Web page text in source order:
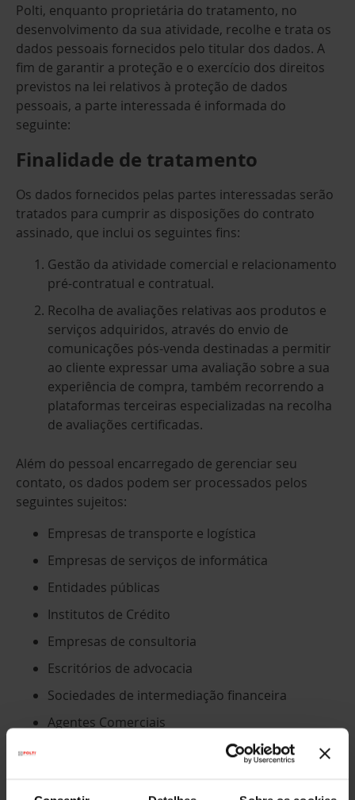
Polti, enquanto proprietária do tratamento, no
desenvolvimento da sua atividade, recolhe e trata os
dados pessoais fornecidos pelo titular dos dados. A
fim de garantir a proteção e o exercício dos direitos
previstos na lei relativos à proteção de dados
pessoais, a parte interessada é informada do
seguinte:
Finalidade de tratamento
Os dados fornecidos pelas partes interessadas serão
tratados para cumprir as disposições do contrato
assinado, que inclui os seguintes fins:
Gestão da atividade comercial e relacionamento
pré-contratual e contratual.
Recolha de avaliações relativas aos produtos e
serviços adquiridos, através do envio de
comunicações pós-venda destinadas a permitir
ao cliente expressar uma avaliação sobre a sua
experiência de compra, também recorrendo a
plataformas terceiras especializadas na recolha
de avaliações certificadas.
Além do pessoal encarregado de gerenciar seu
contato, os dados podem ser processados pelos
seguintes sujeitos:
Empresas de transporte e logística
Empresas de serviços de informática
Entidades públicas
Institutos de Crédito
Empresas de consultoria
Escritórios de advocacia
Sociedades de intermediação financeira
Agentes Comerciais
Plataformas especializadas na recolha e gestão
de avaliações certificadas de clientes (por